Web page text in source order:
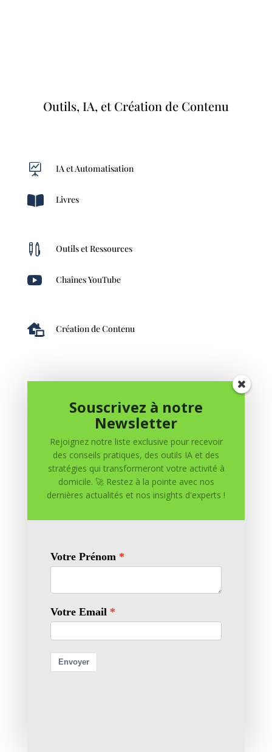
Outils, IA, et Création de Contenu
 IA et Automatisation
 Livres
 Outils et Ressources
 Chaînes YouTube
 Création de Contenu
0 commentaires
Soumettre un commentaire
obligatoires sont indiqués avec*
Souscrivez à notre
Newsletter
Rejoignez notre liste exclusive pour recevoir
des conseils pratiques, des outils IA et des
stratégies qui transformeront votre activité à
domicile. 🚀 Restez à la pointe avec nos
dernières actualités et nos insights d'experts !